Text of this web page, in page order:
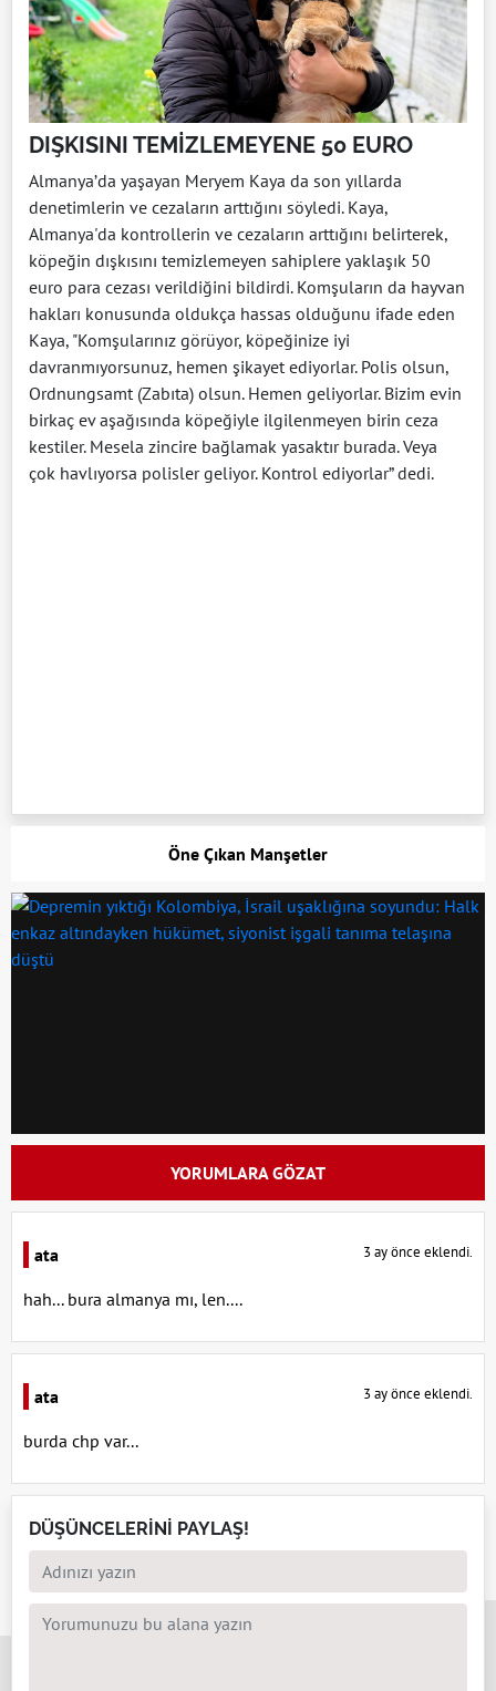
DIŞKISINI TEMİZLEMEYENE 50 EURO
Almanya’da yaşayan Meryem Kaya da son yıllarda
denetimlerin ve cezaların arttığını söyledi. Kaya,
Almanya'da kontrollerin ve cezaların arttığını belirterek,
köpeğin dışkısını temizlemeyen sahiplere yaklaşık 50
euro para cezası verildiğini bildirdi. Komşuların da hayvan
hakları konusunda oldukça hassas olduğunu ifade eden
Kaya, "Komşularınız görüyor, köpeğinize iyi
davranmıyorsunuz, hemen şikayet ediyorlar. Polis olsun,
Ordnungsamt (Zabıta) olsun. Hemen geliyorlar. Bizim evin
birkaç ev aşağısında köpeğiyle ilgilenmeyen birin ceza
kestiler. Mesela zincire bağlamak yasaktır burada. Veya
çok havlıyorsa polisler geliyor. Kontrol ediyorlar” dedi.
Öne Çıkan Manşetler
YORUMLARA GÖZAT
ata 3 ay önce eklendi.
hah... bura almanya mı, len....
ata 3 ay önce eklendi.
burda chp var...
DÜŞÜNCELERİNİ PAYLAŞ!